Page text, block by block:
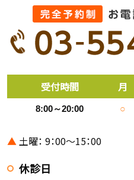
受付時間 月
8:00～20:00 ○
▲ 土曜： 9：00～15：00
休診日